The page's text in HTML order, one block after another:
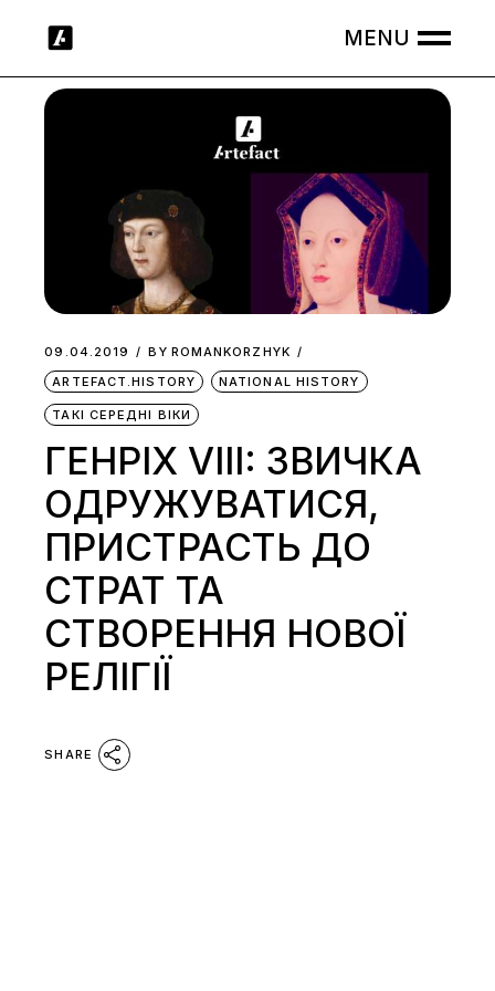
09.04.2019 BY ROMANKORZHYK
ARTEFACT.HISTORY
NATIONAL HISTORY
ТАКІ СЕРЕДНІ ВІКИ
ГЕНРІХ VIII: ЗВИЧКА
ОДРУЖУВАТИСЯ,
ПРИСТРАСТЬ ДО
СТРАТ ТА
СТВОРЕННЯ НОВОЇ
РЕЛІГІЇ
SHARE